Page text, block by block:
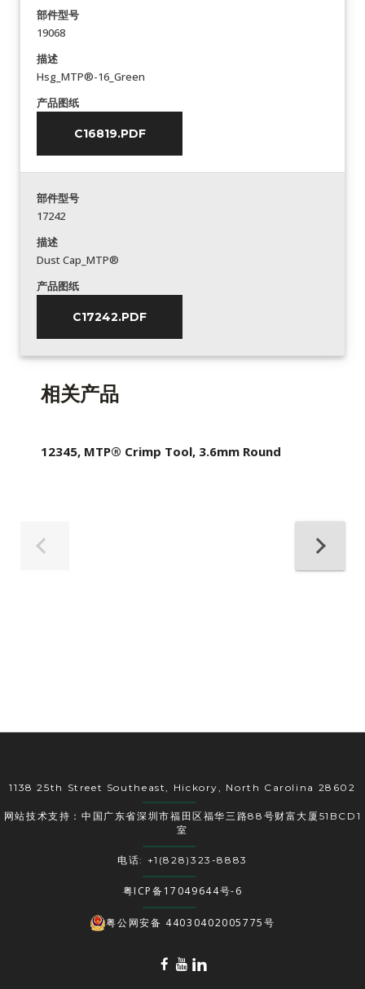
部件型号
19068
描述
Hsg_MTP®-16_Green
产品图纸
C16819.PDF
部件型号
17242
描述
Dust Cap_MTP®
产品图纸
C17242.PDF
相关产品
12345, MTP® Crimp Tool, 3.6mm Round
1138 25th Street Southeast, Hickory, North Carolina 28602
网站技术支持：中国广东省深圳市福田区福华三路88号财富大厦51BCD1
室
电话: +1(828)323-8883
粤ICP备17049644号-6
粤公网安备 44030402005775号